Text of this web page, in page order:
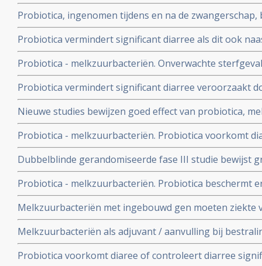
een groot deel de kans op infecties ten gevolge van
Probiotica, ingenomen tijdens en na de
kinderen tegen erfelijke allergien, maar niet tegen
Probiotica vermindert significant diarree als dit ook
bij diarree veroorzaakt door de bacterie: C. Difficile
Probiotica - melkzuurbacteriën. Onverwachte
probiotica en alvleesklierontsteking - wrange speling
Rayes die inzage kreeg in onderzoeksrapport. UMC
Probiotica vermindert significant diarree veroorzaakt
met baarmoederhalskanker die daarvoor bestraald
chemokuur
Nieuwe studies bewijzen goed effect van probiotica,
voorkomen en genezen van diarree en
Helicobacter Pylori, de bacterie die vaak
en maagkanker.
Probiotica - melkzuurbacteriën. Probiotica voorkomt
bestraling bij darmkanker, aldus gerandomiseerde
gecontroleerde fase III studie. Artikel geplaatst 31
Dubbelblinde gerandomiseerde fase III studie bewijst
melkzuurbacteriën - in versterken immuunsysteem bij
geplaatst februari 2004
Probiotica - melkzuurbacteriën. Probiotica beschermt
beademingsmachine tegen ontwikkelen van
Zweedse studie. Artikel geplaatst 8 maart 2008.
Melkzuurbacteriën met ingebouwd gen moeten ziekte
genezen aldus nieuwe proef in AMC. Artikel geplaatst
Melkzuurbacteriën als adjuvant / aanvulling bij
Probiotica voorkomt diaree of controleert diarree